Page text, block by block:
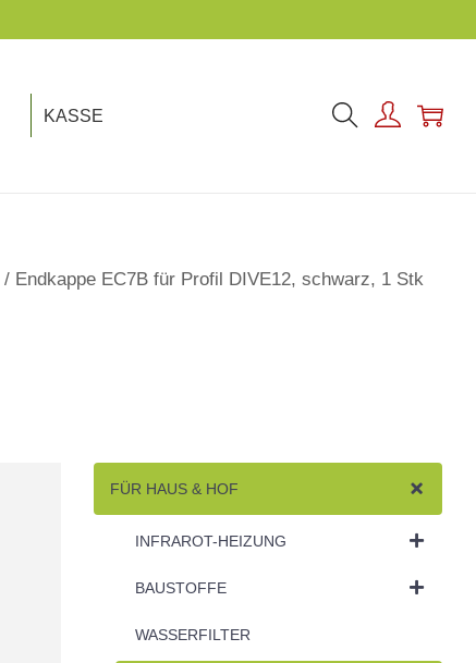
KASSE
/ Endkappe EC7B für Profil DIVE12, schwarz, 1 Stk
FÜR HAUS & HOF
INFRAROT-HEIZUNG
BAUSTOFFE
WASSERFILTER